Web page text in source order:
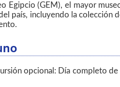
Egipcio (GEM), el mayor
país, incluyendo la colección
opcional: Día completo